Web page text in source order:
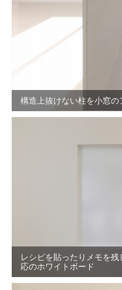
構造上抜けない柱を小窓の
レシピを貼ったりメモを
応のホワイトボード